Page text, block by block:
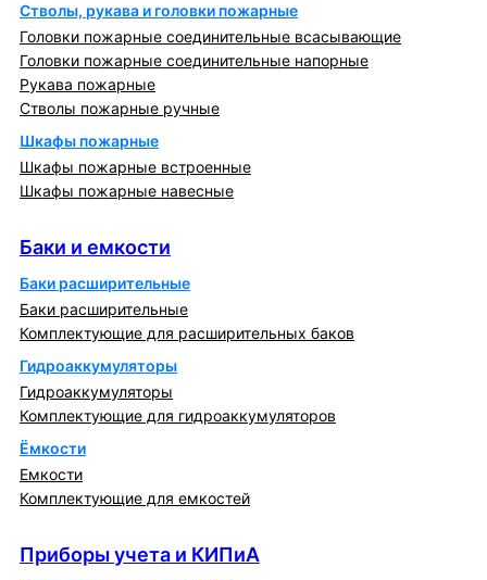
Стволы, рукава и головки пожарные
Головки пожарные соединительные всасывающие
Головки пожарные соединительные напорные
Рукава пожарные
Стволы пожарные ручные
Шкафы пожарные
Шкафы пожарные встроенные
Шкафы пожарные навесные
Баки и емкости
Баки расширительные
Баки расширительные
Комплектующие для расширительных баков
Гидроаккумуляторы
Гидроаккумуляторы
Комплектующие для гидроаккумуляторов
Ёмкости
Емкости
Комплектующие для емкостей
Приборы учета и КИПиА